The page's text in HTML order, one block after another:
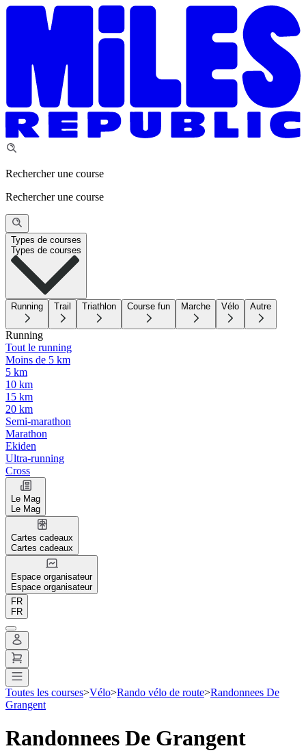
Rechercher une course
Rechercher une course
Types de courses
Types de courses
Running Trail Triathlon Course fun Marche Vélo Autre
Running
Tout le running
Moins de 5 km
5 km
10 km
15 km
20 km
Semi-marathon
Marathon
Ekiden
Ultra-running
Cross
Le Mag
Le Mag
Cartes cadeaux
Cartes cadeaux
Espace organisateur
Espace organisateur
FR
FR
Toutes les courses>Vélo>Rando vélo de route>Randonnees De
Grangent
Randonnees De Grangent